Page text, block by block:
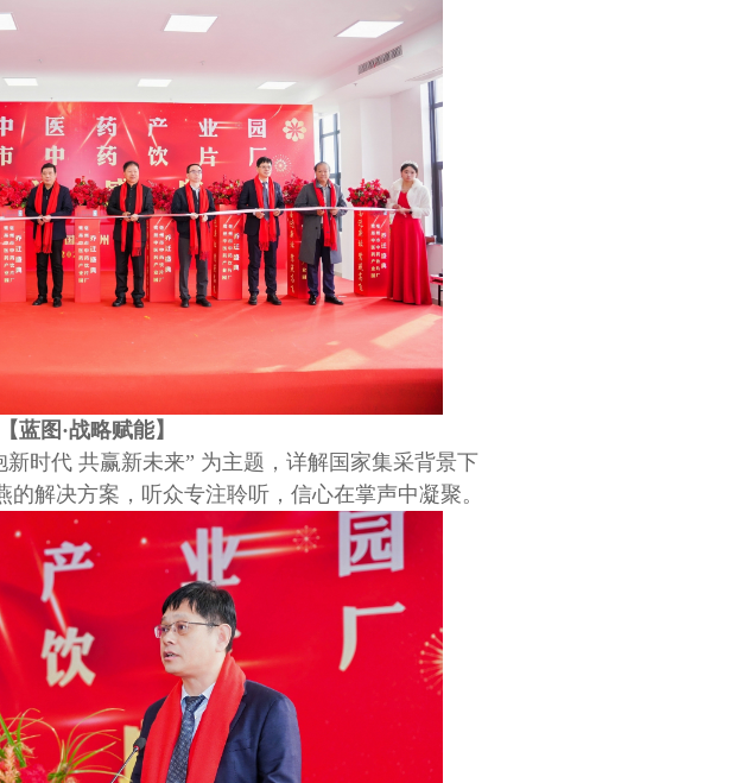
【蓝图 ·战略赋能】
时代 共赢新未来” 为主题，详解国家集采背景下
解决方案，听众专注聆听，信心在掌声中凝聚。